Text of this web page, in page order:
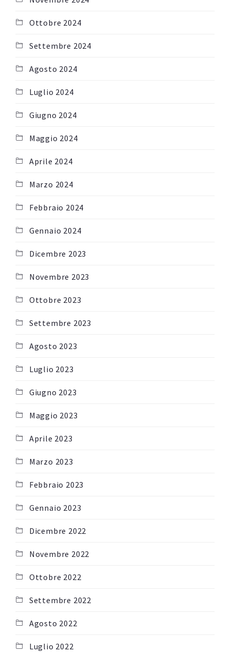
Ottobre 2024
Settembre 2024
Agosto 2024
Luglio 2024
Giugno 2024
Maggio 2024
Aprile 2024
Marzo 2024
Febbraio 2024
Gennaio 2024
Dicembre 2023
Novembre 2023
Ottobre 2023
Settembre 2023
Agosto 2023
Luglio 2023
Giugno 2023
Maggio 2023
Aprile 2023
Marzo 2023
Febbraio 2023
Gennaio 2023
Dicembre 2022
Novembre 2022
Ottobre 2022
Settembre 2022
Agosto 2022
Luglio 2022